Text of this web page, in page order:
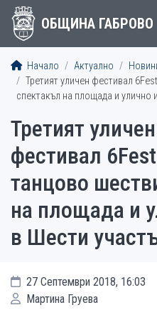
ОБЩИНА ГАБРОВО
Начало Актуално
Третият уличен фестивал
спектакъл на площада и улично
Третият уличен
фестивал
танцово
на площада и
в Шести
27 Септември 2018, 16:03
Мартина Груева